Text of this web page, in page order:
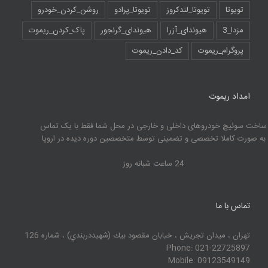
تویوتا
تویوتا_لندکروز تویوتا_پرادو
روشن_کردن_خودرو
مزدا_3
هیوندای_آزرا هیوندای_گرنجور
پاک_کردن_ریموت
پروگرام_ریموت
کد_دادن_ریموت
امداد ریموت
ساخت سوئیچ خودروهای داخلی و خارجی در محل شما فقط با یک تماس
به صورت کاملا تخصصی و تضمینی توسط متخصصین دوره دیده در اروپا
24 ساعت شبانه روز
تماس با ما
تهران ، ميدان تجريش ، خيابان مقصود بيك (شهيددربندي) ، شماره 126
Phone: 021-22725897
Mobile: 09123549149